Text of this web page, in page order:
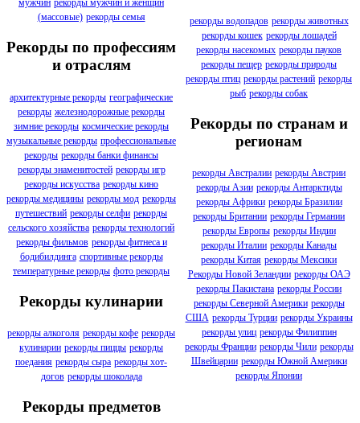
мужчин рекорды мужчин и женщин
(массовые) рекорды семья
Рекорды по профессиям
и отраслям
архитектурные рекорды географические
рекорды железнодорожные рекорды
зимние рекорды космические рекорды
музыкальные рекорды профессиональные
рекорды рекорды банки финансы
рекорды знаменитостей рекорды игр
рекорды искусства рекорды кино
рекорды медицины рекорды мод рекорды
путешествий рекорды селфи рекорды
сельского хозяйства рекорды технологий
рекорды фильмов рекорды фитнеса и
бодибилдинга спортивные рекорды
температурные рекорды фото рекорды
Рекорды кулинарии
рекорды алкоголя рекорды кофе рекорды
кулинарии рекорды пиццы рекорды
поедания рекорды сыра рекорды хот-
догов рекорды шоколада
Рекорды предметов
рекорды водопадов рекорды животных
рекорды кошек рекорды лошадей
рекорды насекомых рекорды пауков
рекорды пещер рекорды природы
рекорды птиц рекорды растений рекорды
рыб рекорды собак
Рекорды по странам и
регионам
рекорды Австралии рекорды Австрии
рекорды Азии рекорды Антарктиды
рекорды Африки рекорды Бразилии
рекорды Британии рекорды Германии
рекорды Европы рекорды Индии
рекорды Италии рекорды Канады
рекорды Китая рекорды Мексики
Рекорды Новой Зеландии рекорды ОАЭ
рекорды Пакистана рекорды России
рекорды Северной Америки рекорды
США рекорды Турции рекорды Украины
рекорды улиц рекорды Филиппин
рекорды Франции рекорды Чили рекорды
Швейцарии рекорды Южной Америки
рекорды Японии